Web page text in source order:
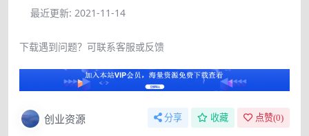
最近更新: 2021-11-14
下载遇到问题？可联系客服或反馈
创业资源 分享 收藏 点赞(0)